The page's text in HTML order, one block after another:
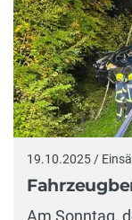
19.10.2025 /
Am Sonntag,